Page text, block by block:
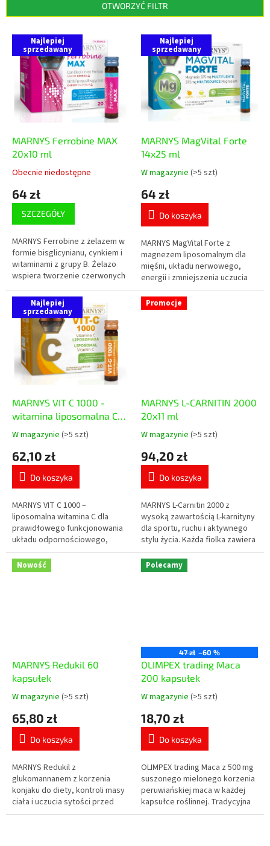
n
p
OTWORZYĆ FILTR
w
Najlepiej
sprzedawany
MARNYS Ferrobine MAX
20x10 ml
Średnia
produktu
wynosi
5
gwiazdek.
Obecnie niedostępne
64 zł
SZCZEGÓŁY
MARNYS Ferrobine z żelazem w
formie bisglicynianu, cynkiem i
witaminami z grupy B. Żelazo
wspiera tworzenie czerwonych
krwinek, transport tlenu i
zmniejszenie uczucia
zmęczenia...
Najlepiej
sprzedawany
MARNYS MagVital Forte
14x25 ml
Średnia
produktu
wynosi
5,0
5
gwiazdek.
W magazynie (>5 szt)
64 zł
Do koszyka
MARNYS MagVital Forte z
magnezem liposomalnym dla
mięśni, układu nerwowego,
energii i zmniejszenia uczucia
zmęczenia. Zawiera magnez z
trzech źródeł – cytrynian,
siarczan i...
Najlepiej
sprzedawany
MARNYS VIT C 1000 -
witamina liposomalna C
20x10 ml
Średnia
produktu
wynosi
5,0
5
gwiazdek.
W magazynie (>5 szt)
62,10 zł
Do koszyka
MARNYS VIT C 1000 –
liposomalna witamina C dla
prawidłowego funkcjonowania
układu odpornościowego,
zmniejszenia uczucia zmęczenia
i ochrony komórek przed
stresem oksydacyjnym....
Promocje
MARNYS L-CARNITIN 2000
20x11 ml
Średnia
produktu
wynosi
5,0
5
gwiazdek.
W magazynie (>5 szt)
94,20 zł
Do koszyka
MARNYS L-Carnitin 2000 z
wysoką zawartością L-karnityny
dla sportu, ruchu i aktywnego
stylu życia. Każda fiolka zawiera
2 000 mg L-karnityny w
praktycznej formie płynnej o
smaku...
Nowość
MARNYS Redukil 60
kapsułek
Średnia
produktu
wynosi
5,0
5
gwiazdek.
W magazynie (>5 szt)
65,80 zł
Do koszyka
MARNYS Redukil z
glukomannanem z korzenia
konjaku do diety, kontroli masy
ciała i uczucia sytości przed
posiłkiem. Dzienna porcja
Polecamy
47 zł –60 %
OLIMPEX trading Маca
200 kapsułek
Średnia
produktu
wynosi
5,0
5
gwiazdek.
W magazynie (>5 szt)
18,70 zł
Do koszyka
OLIMPEX trading Maca z 500 mg
suszonego mielonego korzenia
peruwiańskiej maca w każdej
kapsułce roślinnej. Tradycyjna
roślina z peruwiańskich Andów